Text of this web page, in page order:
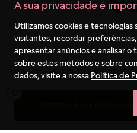
A sua privacidade é
Utilizamos cookies e tecnologias
visitantes, recordar
apresentar anúncios e analisar o
sobre estes métodos e sobre
dados, visite a nossa Política de
Pandora Do Brasil Comércio E
1240 - 13º andar - Cj. 1301 & 1303 |
São Paulo – SP | Brazil |